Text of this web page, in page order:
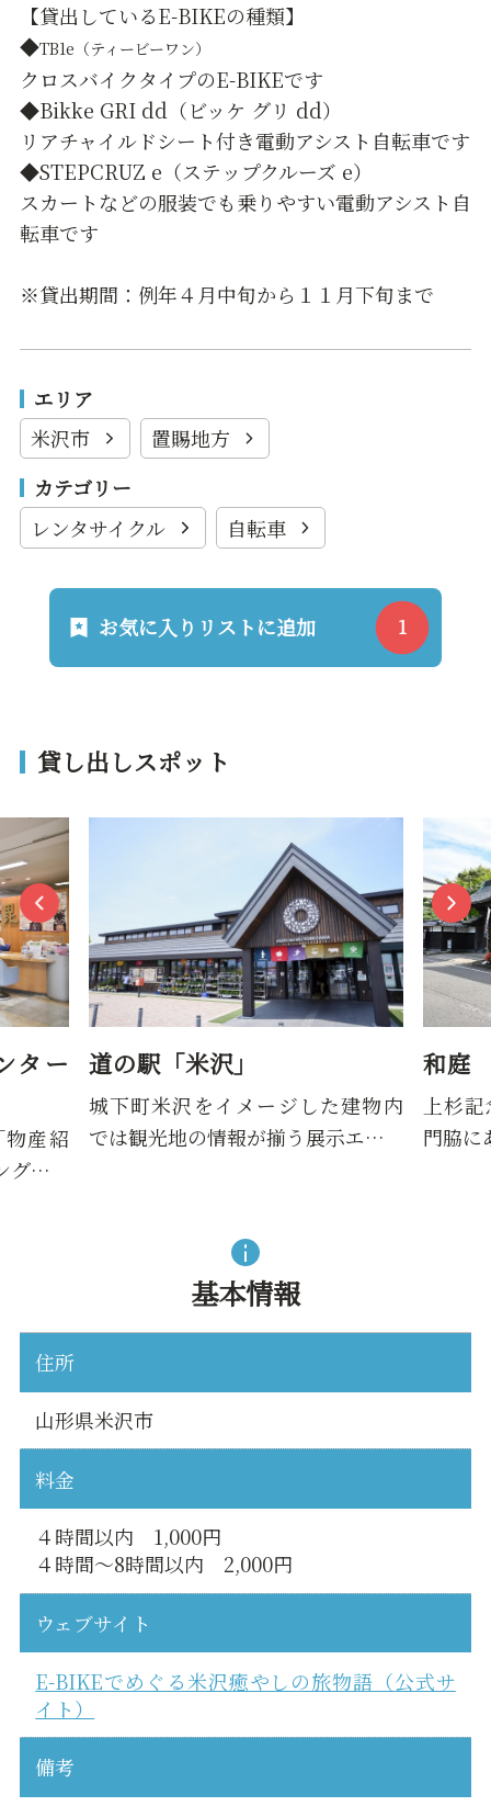
【貸出しているE-BIKEの種類】
◆TB1e（ティービーワン）
クロスバイクタイプのE-BIKEです
◆Bikke GRI dd（ビッケ グリ dd）
リアチャイルドシート付き電動アシスト自転車です
◆STEPCRUZ e（ステップクルーズ e）
スカートなどの服装でも乗りやすい電動アシスト自
転車です
※貸出期間：例年４月中旬から１１月下旬まで
エリア
米沢市
置賜地方
カテゴリー
レンタサイクル
自転車
お気に入りリストに追加
貸し出しスポット
ター
産紹
グ…
道の駅「米沢」
城下町米沢をイメージした建物内
では観光地の情報が揃う展示エ…
和庭
上杉
門脇に
基本情報
住所
山形県米沢市
料金
４時間以内 1,000円
４時間～8時間以内 2,000円
ウェブサイト
E-BIKEでめぐる米沢癒やしの旅物語（公式サ
イト）
備考